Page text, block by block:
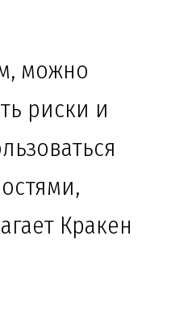
можно
риски и
Кракен